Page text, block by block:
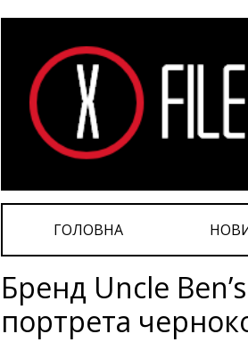
ГОЛОВНА
Бренд Uncle
портрета